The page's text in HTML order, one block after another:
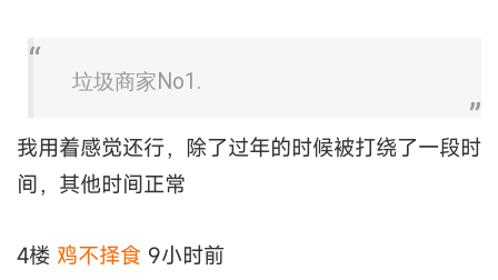
垃圾商家No1.
我用着感觉还行，除了过年的时候被打绕了一段时
间，其他时间正常
4楼 鸡不择食 9小时前